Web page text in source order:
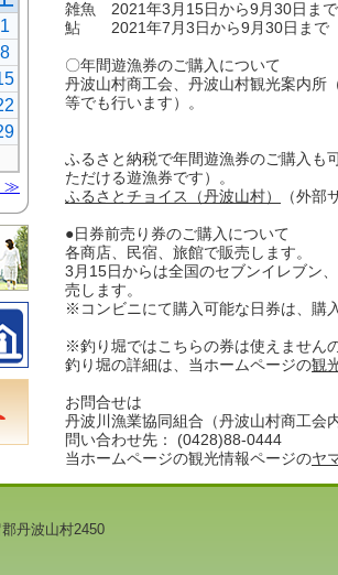
雑魚 2021年3月15日から9月30日まで
鮎 2021年7月3日から9月30日まで
〇年間遊漁券のご購入について
丹波山村商工会、丹波山村観光案内所
等でも行います）。
ふるさと納税で年間遊漁券のご購入も
ただける遊漁券です）。
ふるさとチョイス（丹波山村）
（外部
●日券前売り券のご購入について
各商店、民宿、旅館で販売します。
3月15日からは全国のセブンイレブン
売します。
※コンビニにて購入可能な日券は、購
※釣り堀ではこちらの券は使えません
釣り堀の詳細は、当ホームページの観
お問合せは
丹波川漁業協同組合（丹波山村商工会
問い合わせ先： (0428)88-0444
当ホームページの観光情報ページのヤ
丹波山村2450